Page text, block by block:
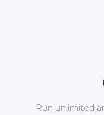
Run unlimited